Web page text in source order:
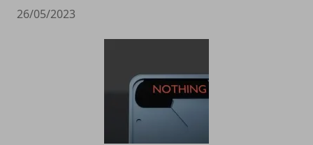
26/05/2023